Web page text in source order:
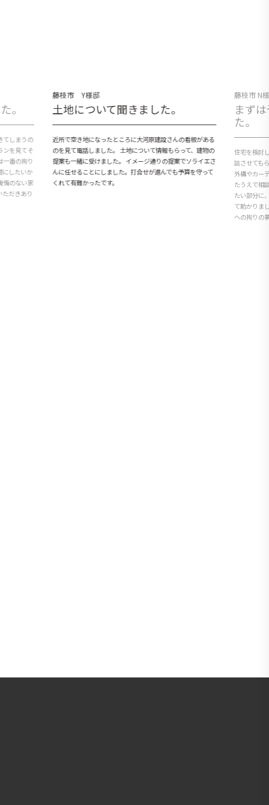
。
てしまうの
ンを見てそ
一番の拘り
にしたいか
悔のない家
ただきあり
藤枝市 Y様邸
土地について聞きました。
近所で空き地になったところに大河原建設さんの看板がある
のを見て電話しました。 土地について情報もらって、建物の
提案も一緒に受けました。 イメージ通りの提案でソライエさ
んに任せることにしました。打合せが進んでも予算を守って
くれて有難かったです。
藤枝市 N
まず
た。
住宅を検討
談させても
外構やカー
たうえで相
たい部分に
て助かりま
への拘りの